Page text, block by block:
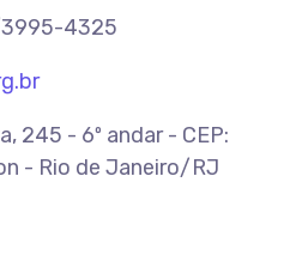
4325
245 - 6º andar - CEP:
- Rio de Janeiro/RJ